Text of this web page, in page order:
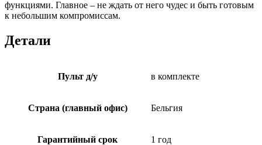
функциями. Главное – не ждать от него чудес и быть готовым
к небольшим компромиссам.
Детали
Пульт д/у в комплекте
Страна (главный офис) Бельгия
Гарантийный срок 1 год